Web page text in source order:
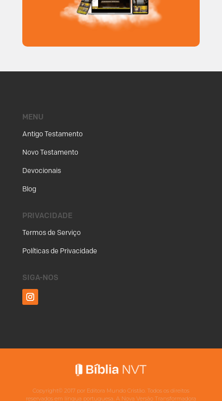
MENU
Antigo Testamento
Novo Testamento
Devocionais
Blog
PRIVACIDADE
Termos de Serviço
Políticas de Privacidade
SIGA-NOS
Copyright© 2017 por Editora Mundo Cristão. Todos os direitos
reservados em língua portuguesa. A Nova Versão Transformadora